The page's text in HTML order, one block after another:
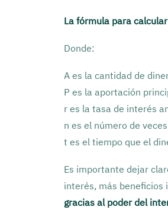
La fórmula para
Donde:
A es la cantidad de
P es la aportación
r es la tasa de interés
n es el número de
t es el tiempo que el
Es importante dejar
interés, más beneficios
gracias al poder del